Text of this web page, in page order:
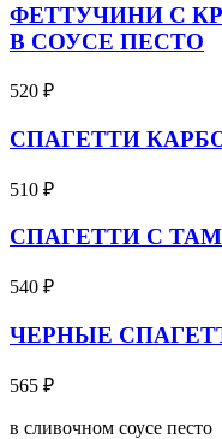
ФЕТТУЧИНИ С
В СОУСЕ ПЕСТО
520 ₽
СПАГЕТТИ
510 ₽
СПАГЕТТИ С
540 ₽
ЧЕРНЫЕ
565 ₽
в сливочном соусе песто